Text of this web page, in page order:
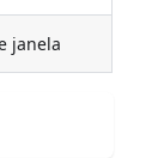
janela